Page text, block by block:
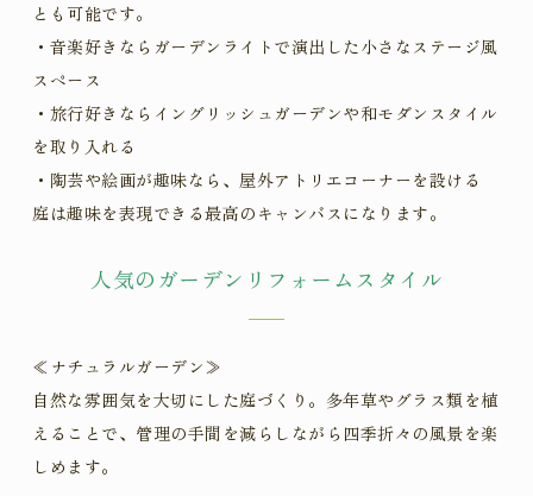
とも可能です。
・音楽好きならガーデンライトで演出した小さなステージ風
スペース
・旅行好きならイングリッシュガーデンや和モダンスタイル
を取り入れる
・陶芸や絵画が趣味なら、屋外アトリエコーナーを設ける
庭は趣味を表現できる最高のキャンバスになります。
人気のガーデンリフォームスタイル
≪ナチュラルガーデン ≫
自然な雰囲気を大切にした庭づくり。多年草やグラス類を植
えることで、管理の手間を減らしながら四季折々の風景を楽
しめます。